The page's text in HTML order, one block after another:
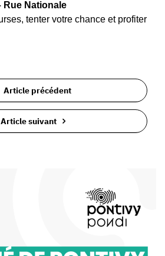
Rue Nationale
tenter votre chance et profiter
Article précédent
Article suivant